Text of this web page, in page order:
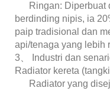
Ringan: Diperbuat
berdinding nipis, ia
paip tradisional dan
api/tenaga yang lebih
3、 Industri dan
Radiator kereta
Radiator yang